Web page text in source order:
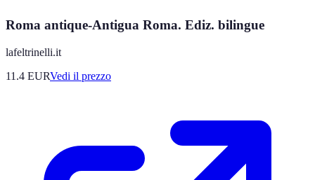
Roma antique-Antigua Roma. Ediz. bilingue
lafeltrinelli.it
11.4 EURVedi il prezzo